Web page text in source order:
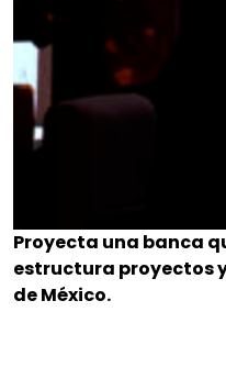
Proyecta una banca
estructura proyectos
de México.